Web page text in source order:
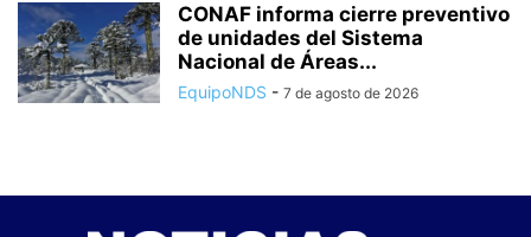
CONAF informa cierre preventivo
de unidades del Sistema
Nacional de Áreas...
EquipoNDS - 7 de agosto de 2026